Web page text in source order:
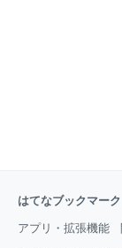
はてなブックマーク
アプリ・拡張機能